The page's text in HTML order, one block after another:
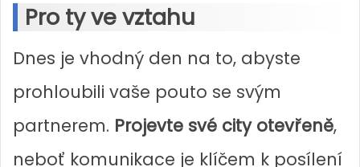
Pro ty ve vztahu
Dnes je vhodný den na to, abyste
prohloubili vaše pouto se svým
partnerem. Projevte své city otevřeně,
neboť komunikace je klíčem k posílení